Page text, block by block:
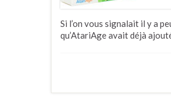
Si l’on vous signalait il y a
qu’AtariAge avait déjà